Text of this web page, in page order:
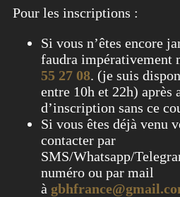
Pour les inscriptions :
Si vous n’êtes encore
faudra impérativement
55 27 08. (je suis
entre 10h et 22h) après
d’inscription sans ce
Si vous êtes déjà venu
contacter par
SMS/Whatsapp/
numéro ou par mail
à